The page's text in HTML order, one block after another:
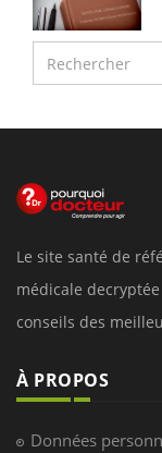
Le site santé de
médicale
conseils des
À PROPOS
Données